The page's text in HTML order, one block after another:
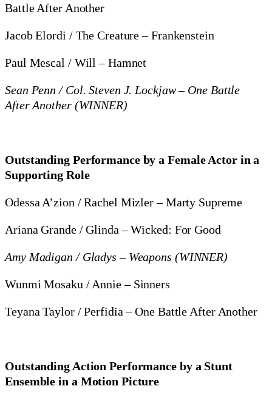
Battle After Another
Jacob Elordi / The Creature – Frankenstein
Paul Mescal / Will – Hamnet
Sean Penn / Col. Steven J. Lockjaw – One Battle
After Another (WINNER)
Outstanding Performance by a Female Actor in a
Supporting Role
Odessa A’zion / Rachel Mizler – Marty Supreme
Ariana Grande / Glinda – Wicked: For Good
Amy Madigan / Gladys – Weapons (WINNER)
Wunmi Mosaku / Annie – Sinners
Teyana Taylor / Perfidia – One Battle After Another
Outstanding Action Performance by a Stunt
Ensemble in a Motion Picture